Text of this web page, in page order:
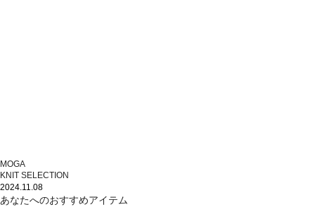
MOGA
KNIT SELECTION
2024.11.08
あなたへのおすすめアイテム